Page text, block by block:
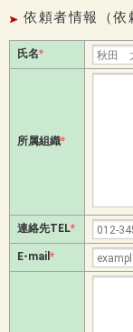
依頼者情報（依
氏名*
所属組織*
連絡先TEL*
E-mail *